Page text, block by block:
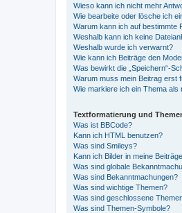
Wieso kann ich nicht mehr
Wie bearbeite oder lösche ich
Warum kann ich auf bestimmte
Weshalb kann ich keine
Weshalb wurde ich verwarnt?
Wie kann ich Beiträge den
Was bewirkt die „Speichern“-
Warum muss mein Beitrag erst
Wie markiere ich ein Thema als
Textformatierung und
Was ist BBCode?
Kann ich HTML benutzen?
Was sind Smileys?
Kann ich Bilder in meine
Was sind globale
Was sind Bekanntmachungen?
Was sind wichtige Themen?
Was sind geschlossene
Was sind Themen-Symbole?